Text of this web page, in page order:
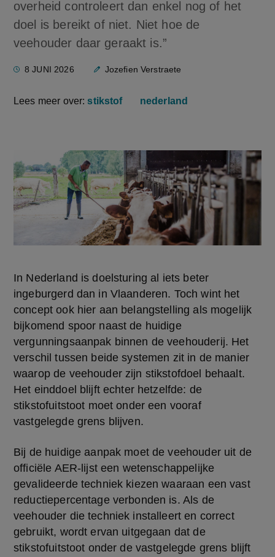
overheid controleert dan enkel nog of het
doel is bereikt of niet. Niet hoe de
veehouder daar geraakt is.”
8 JUNI 2026 Jozefien Verstraete
Lees meer over:stikstof nederland
In Nederland is doelsturing al iets beter
ingeburgerd dan in Vlaanderen. Toch wint het
concept ook hier aan belangstelling als mogelijk
bijkomend spoor naast de huidige
vergunningsaanpak binnen de veehouderij. Het
verschil tussen beide systemen zit in de manier
waarop de veehouder zijn stikstofdoel behaalt.
Het einddoel blijft echter hetzelfde: de
stikstofuitstoot moet onder een vooraf
vastgelegde grens blijven.
Bij de huidige aanpak moet de veehouder uit de
officiële AER-lijst een wetenschappelijke
gevalideerde techniek kiezen waaraan een vast
reductiepercentage verbonden is. Als de
veehouder die techniek installeert en correct
gebruikt, wordt ervan uitgegaan dat de
stikstofuitstoot onder de vastgelegde grens blijft